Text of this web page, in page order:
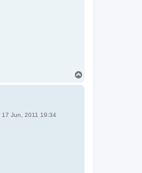
17 Jun, 2011 19:34